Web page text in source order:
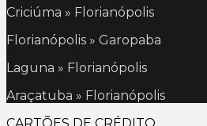
Criciúma » Florianópolis
Florianópolis » Garopaba
Laguna » Florianópolis
Araçatuba » Florianópolis